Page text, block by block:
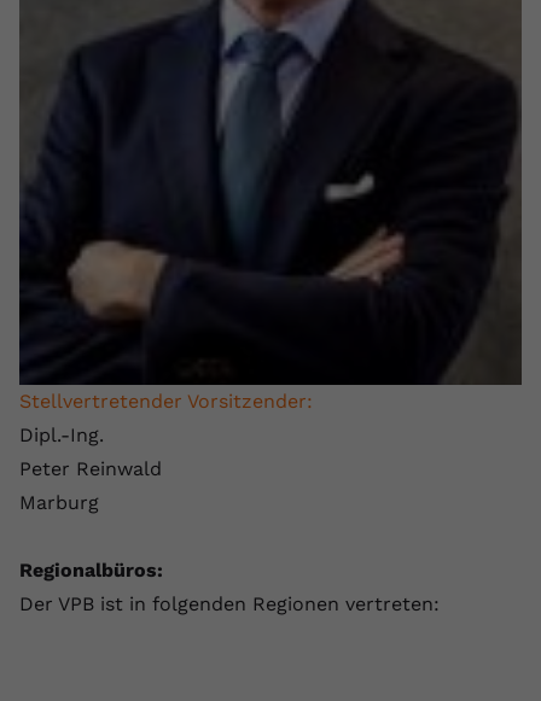
Stellvertretender Vorsitzender:
Dipl.-Ing.
Peter Reinwald
Marburg
Regionalbüros:
Der VPB ist in folgenden Regionen vertreten: